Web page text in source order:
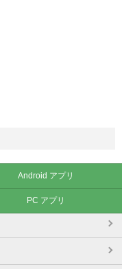
Android アプリ
PC アプリ